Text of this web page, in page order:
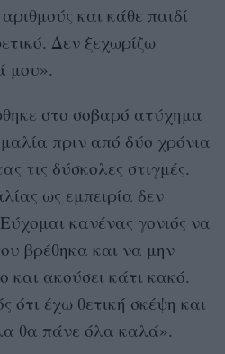
και κάθε παιδί
Δεν ξεχωρίζω
μου».
στο σοβαρό ατύχημα
πριν από δύο χρόνια
τις δύσκολες στιγμές.
ως εμπειρία δεν
κανένας γονιός να
βρέθηκα και να μην
και ακούσει κάτι κακό.
ότι έχω θετική σκέψη και
θα πάνε όλα καλά».